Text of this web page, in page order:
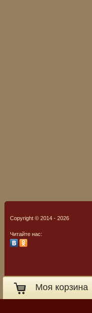
Copyright © 2014 - 2026
Читайте нас:
Моя корзина